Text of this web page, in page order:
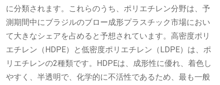
に分類されます。これらのうち、ポリエチレン分野は、予
測期間中にブラジルのブロー成形プラスチック市場におい
て大きなシェアを占めると予想されています。高密度ポリ
エチレン（HDPE）と低密度ポリエチレン（LDPE）は、ポ
リエチレンの2種類です。HDPEは、成形性に優れ、着色し
やすく、半透明で、化学的に不活性であるため、最も一般